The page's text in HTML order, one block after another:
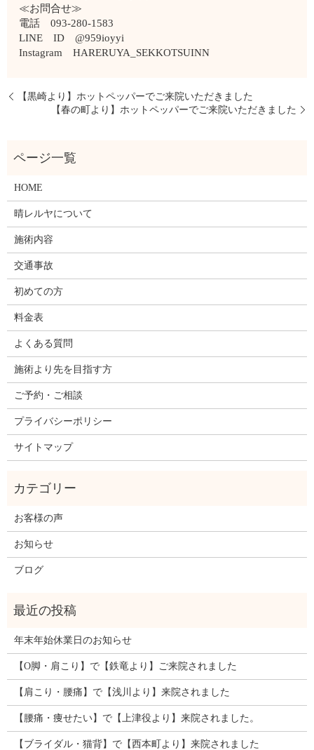
≪お問合せ≫
電話 093-280-1583
LINE ID @959ioyyi
Instagram HARERUYA_SEKKOTSUINN
【黒崎より】ホットペッパーでご来院いただきました
【春の町より】ホットペッパーでご来院いただきました
HOME
晴レルヤについて
施術内容
交通事故
初めての方
料金表
よくある質問
施術より先を目指す方
ご予約・ご相談
プライバシーポリシー
サイトマップ
お客様の声
お知らせ
ブログ
年末年始休業日のお知らせ
【O脚・肩こり】で【鉄竜より】ご来院されました
【肩こり・腰痛】で【浅川より】来院されました
【腰痛・痩せたい】で【上津役より】来院されました。
【ブライダル・猫背】で【西本町より】来院されました